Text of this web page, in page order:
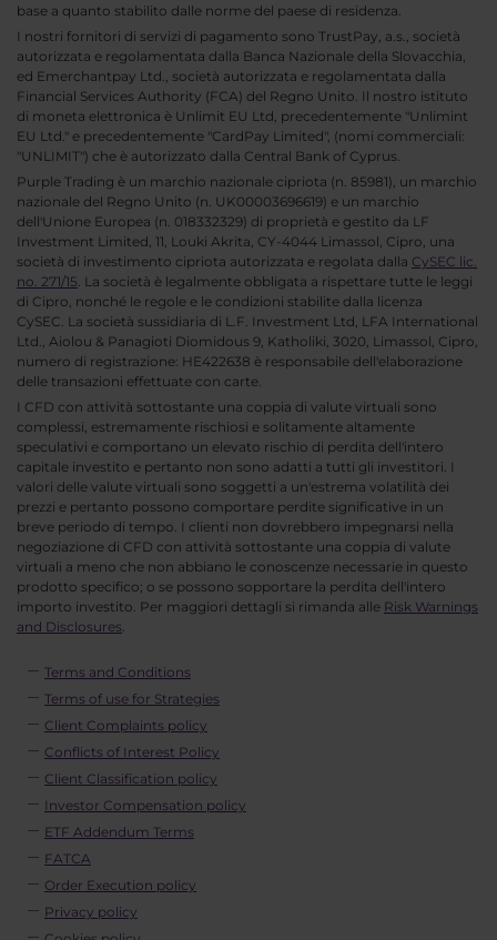
base a quanto stabilito dalle norme del paese di residenza.
I nostri fornitori di servizi di pagamento sono TrustPay, a.s., società
autorizzata e regolamentata dalla Banca Nazionale della Slovacchia,
ed Emerchantpay Ltd., società autorizzata e regolamentata dalla
Financial Services Authority (FCA) del Regno Unito. Il nostro istituto
di moneta elettronica è Unlimit EU Ltd, precedentemente "Unlimint
EU Ltd." e precedentemente "CardPay Limited", (nomi commerciali:
"UNLIMIT") che è autorizzato dalla Central Bank of Cyprus.
Purple Trading è un marchio nazionale cipriota (n. 85981), un marchio
nazionale del Regno Unito (n. UK00003696619) e un marchio
dell'Unione Europea (n. 018332329) di proprietà e gestito da LF
Investment Limited, 11, Louki Akrita, CY-4044 Limassol, Cipro, una
società di investimento cipriota autorizzata e regolata dalla CySEC lic.
no. 271/15 . La società è legalmente obbligata a rispettare tutte le leggi
di Cipro, nonché le regole e le condizioni stabilite dalla licenza
CySEC. La società sussidiaria di L.F. Investment Ltd, LFA International
Ltd., Aiolou & Panagioti Diomidous 9, Katholiki, 3020, Limassol, Cipro,
numero di registrazione: HE422638 è responsabile dell'elaborazione
delle transazioni effettuate con carte.
I CFD con attività sottostante una coppia di valute virtuali sono
complessi, estremamente rischiosi e solitamente altamente
speculativi e comportano un elevato rischio di perdita dell'intero
capitale investito e pertanto non sono adatti a tutti gli investitori. I
valori delle valute virtuali sono soggetti a un'estrema volatilità dei
prezzi e pertanto possono comportare perdite significative in un
breve periodo di tempo. I clienti non dovrebbero impegnarsi nella
negoziazione di CFD con attività sottostante una coppia di valute
virtuali a meno che non abbiano le conoscenze necessarie in questo
prodotto specifico; o se possono sopportare la perdita dell'intero
importo investito. Per maggiori dettagli si rimanda alle Risk Warnings
and Disclosures
Terms and Conditions
Terms of use for Strategies
Client Complaints policy
Conflicts of Interest Policy
Client Classification policy
Investor Compensation policy
ETF Addendum Terms
FATCA
Order Execution policy
Privacy policy